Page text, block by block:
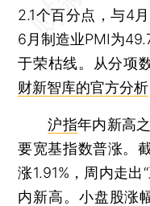
2.1个百分点，与4
6月制造业PMI为
于荣枯线。从分项
财新智库的官方分析
沪指年内新高
要宽基指数普涨。
涨1.91%，周内走
内新高。小盘股涨